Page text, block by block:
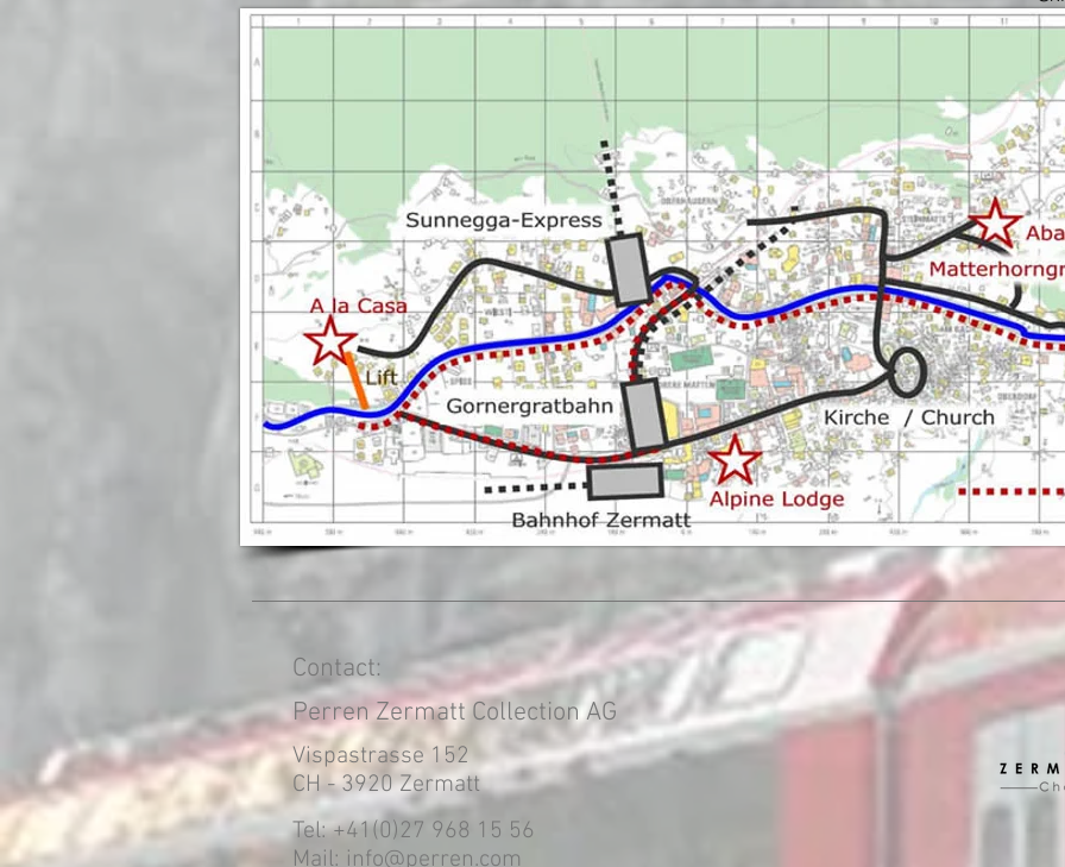
Contact:
Perren Zermatt Collection AG
Vispastrasse 152
CH - 3920 Zermatt
Tel: +41(0)27 968 15 56
Mail: info@perren.com